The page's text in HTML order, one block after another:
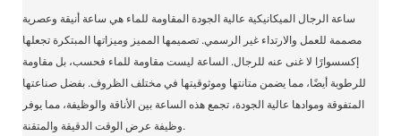
ساعة الرجال الميكانيكية عالية الجودة المقاومة للماء هي ساعة أنيقة وعصرية
مصممة للعمل والارتداء غير الرسمي. تصميمها المميز وميزاتها المبتكرة تجعلها
إكسسوارًا لا غنى عنه للرجال. الساعة ليست مقاومة للماء فحسب، بل مقاومة
للرطوبة أيضًا، مما يضمن متانتها وموثوقيتها في مختلف الظروف. بفضل صناعتها
المتفوقة وموادها عالية الجودة، تجمع هذه الساعة بين الأناقة والوظيفة، مما يوفر
وظيفة عرض الوقت الدقيقة والمتقنة.